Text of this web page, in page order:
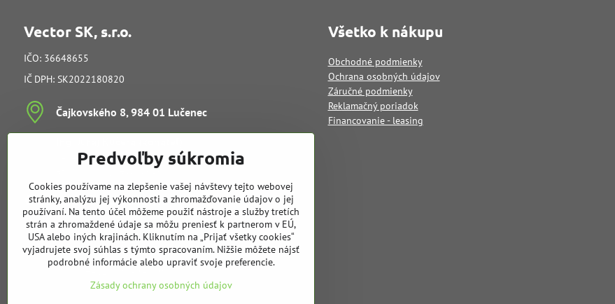
Vector SK, s.r.o.
IČO: 36648655
IČ DPH: SK2022180820
Čajkovského 8, 984 01 Lučenec
vedenie spoločnosti
info@vectorsk.sk
Obchodné oddelenie
Tibor Kučera
mobil:+421 905 729 968
e-mail:t.kucera@vectorsk.sk
Všetko k nákupu
Obchodné podmienky
Ochrana osobných údajov
Záručné podmienky
Reklamačný poriadok
Financovanie - leasing
Predvoľby súkromia
Cookies používame na zlepšenie vašej návštevy tejto webovej
stránky, analýzu jej výkonnosti a zhromažďovanie údajov o jej
používaní. Na tento účel môžeme použiť nástroje a služby tretích
strán a zhromaždené údaje sa môžu preniesť k partnerom v EÚ,
USA alebo iných krajinách. Kliknutím na „Prijať všetky cookies“
vyjadrujete svoj súhlas s týmto spracovaním. Nižšie môžete nájsť
podrobné informácie alebo upraviť svoje preferencie.
Zásady ochrany osobných údajov